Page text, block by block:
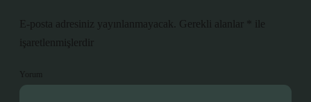
E-posta adresiniz yayınlanmayacak. Gerekli alanlar
ile
işaretlenmişlerdir
Yorum